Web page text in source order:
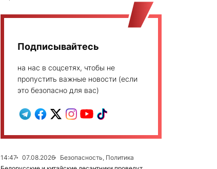
Подписывайтесь
на нас в соцсетях, чтобы не
пропустить важные новости (если
это безопасно для вас)
14:47 07.08.2026
Безопасность, Политика